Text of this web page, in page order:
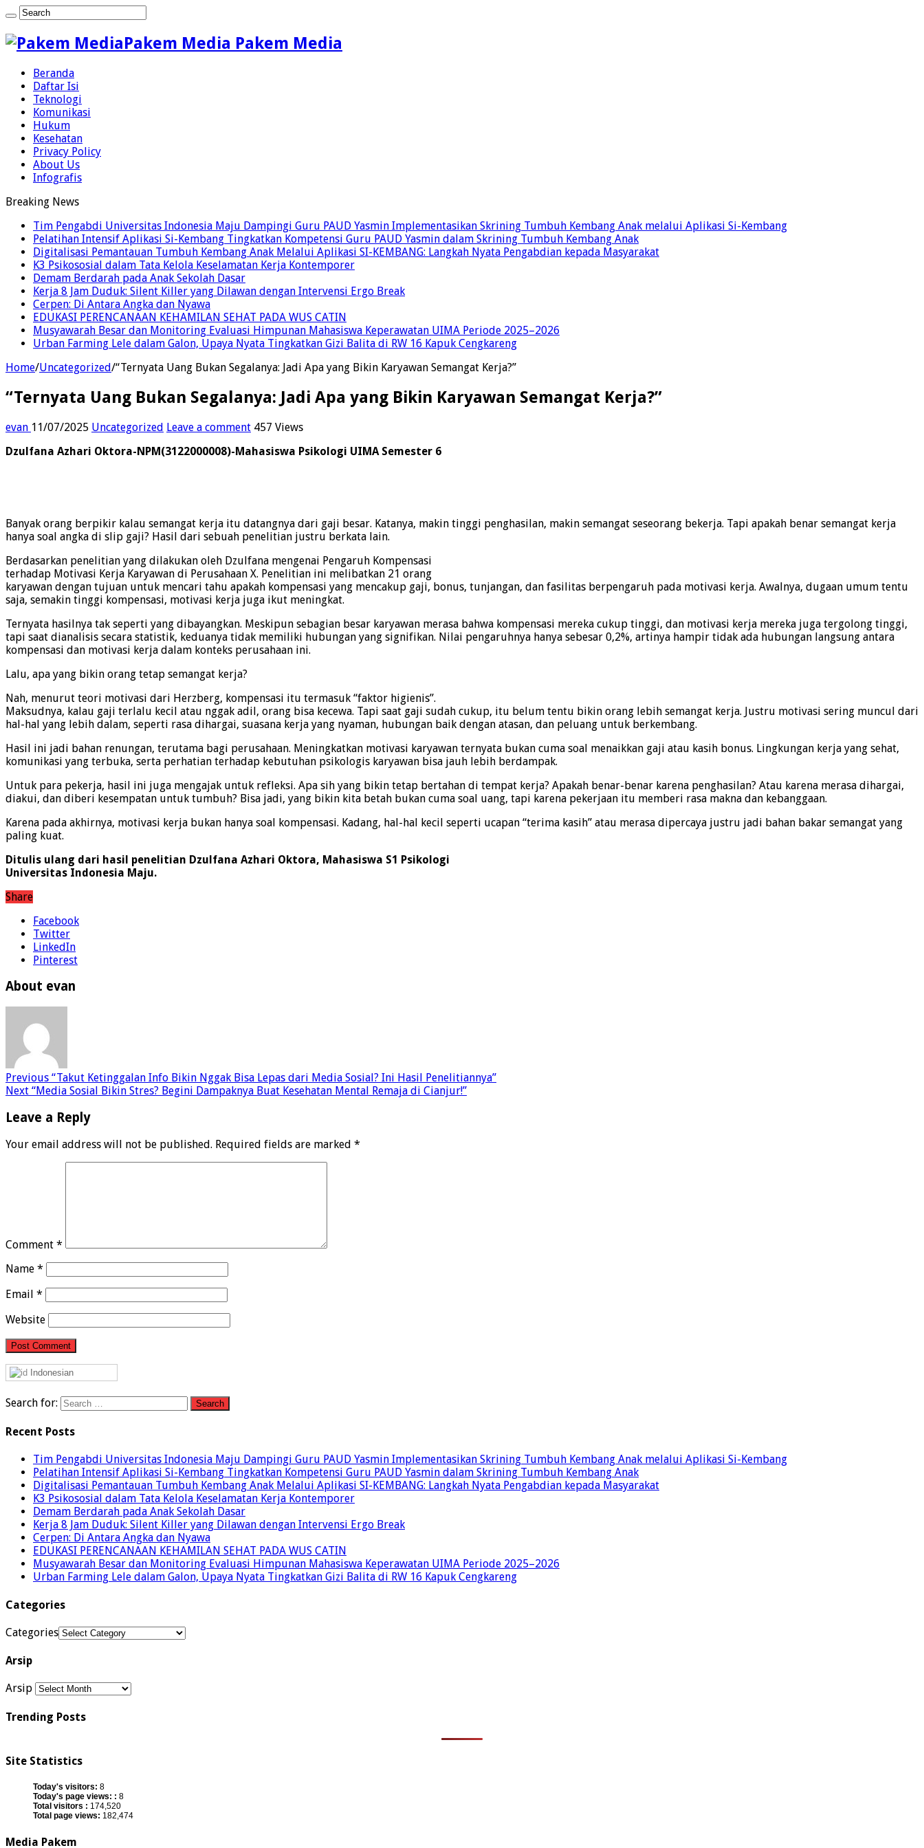
Pakem Media Pakem Media
Beranda
Daftar Isi
Teknologi
Komunikasi
Hukum
Kesehatan
Privacy Policy
About Us
Infografis
Breaking News
Tim Pengabdi Universitas Indonesia Maju Dampingi Guru PAUD Yasmin Implementasikan Skrining Tumbuh Kembang Anak melalui Aplikasi Si-Kembang
Pelatihan Intensif Aplikasi Si-Kembang Tingkatkan Kompetensi Guru PAUD Yasmin dalam Skrining Tumbuh Kembang Anak
Digitalisasi Pemantauan Tumbuh Kembang Anak Melalui Aplikasi SI-KEMBANG: Langkah Nyata Pengabdian kepada Masyarakat
K3 Psikososial dalam Tata Kelola Keselamatan Kerja Kontemporer
Demam Berdarah pada Anak Sekolah Dasar
Kerja 8 Jam Duduk: Silent Killer yang Dilawan dengan Intervensi Ergo Break
Cerpen: Di Antara Angka dan Nyawa
EDUKASI PERENCANAAN KEHAMILAN SEHAT PADA WUS CATIN
Musyawarah Besar dan Monitoring Evaluasi Himpunan Mahasiswa Keperawatan UIMA Periode 2025–2026
Urban Farming Lele dalam Galon, Upaya Nyata Tingkatkan Gizi Balita di RW 16 Kapuk Cengkareng
Home/Uncategorized/“Ternyata Uang Bukan Segalanya: Jadi Apa yang Bikin Karyawan Semangat Kerja?”
“Ternyata Uang Bukan Segalanya: Jadi Apa yang Bikin Karyawan Semangat Kerja?”
evan 11/07/2025 Uncategorized Leave a comment 457 Views
Dzulfana Azhari Oktora-NPM(3122000008)-Mahasiswa Psikologi UIMA Semester 6
Banyak orang berpikir kalau semangat kerja itu datangnya dari gaji besar. Katanya, makin tinggi penghasilan, makin semangat seseorang bekerja. Tapi apakah benar semangat kerja
hanya soal angka di slip gaji? Hasil dari sebuah penelitian justru berkata lain.
Berdasarkan penelitian yang dilakukan oleh Dzulfana mengenai Pengaruh Kompensasi
terhadap Motivasi Kerja Karyawan di Perusahaan X. Penelitian ini melibatkan 21 orang
karyawan dengan tujuan untuk mencari tahu apakah kompensasi yang mencakup gaji, bonus, tunjangan, dan fasilitas berpengaruh pada motivasi kerja. Awalnya, dugaan umum tentu
saja, semakin tinggi kompensasi, motivasi kerja juga ikut meningkat.
Ternyata hasilnya tak seperti yang dibayangkan. Meskipun sebagian besar karyawan merasa bahwa kompensasi mereka cukup tinggi, dan motivasi kerja mereka juga tergolong tinggi,
tapi saat dianalisis secara statistik, keduanya tidak memiliki hubungan yang signifikan. Nilai pengaruhnya hanya sebesar 0,2%, artinya hampir tidak ada hubungan langsung antara
kompensasi dan motivasi kerja dalam konteks perusahaan ini.
Lalu, apa yang bikin orang tetap semangat kerja?
Nah, menurut teori motivasi dari Herzberg, kompensasi itu termasuk “faktor higienis”.
Maksudnya, kalau gaji terlalu kecil atau nggak adil, orang bisa kecewa. Tapi saat gaji sudah cukup, itu belum tentu bikin orang lebih semangat kerja. Justru motivasi sering muncul dari
hal-hal yang lebih dalam, seperti rasa dihargai, suasana kerja yang nyaman, hubungan baik dengan atasan, dan peluang untuk berkembang.
Hasil ini jadi bahan renungan, terutama bagi perusahaan. Meningkatkan motivasi karyawan ternyata bukan cuma soal menaikkan gaji atau kasih bonus. Lingkungan kerja yang sehat,
komunikasi yang terbuka, serta perhatian terhadap kebutuhan psikologis karyawan bisa jauh lebih berdampak.
Untuk para pekerja, hasil ini juga mengajak untuk refleksi. Apa sih yang bikin tetap bertahan di tempat kerja? Apakah benar-benar karena penghasilan? Atau karena merasa dihargai,
diakui, dan diberi kesempatan untuk tumbuh? Bisa jadi, yang bikin kita betah bukan cuma soal uang, tapi karena pekerjaan itu memberi rasa makna dan kebanggaan.
Karena pada akhirnya, motivasi kerja bukan hanya soal kompensasi. Kadang, hal-hal kecil seperti ucapan “terima kasih” atau merasa dipercaya justru jadi bahan bakar semangat yang
paling kuat.
Ditulis ulang dari hasil penelitian Dzulfana Azhari Oktora, Mahasiswa S1 Psikologi
Universitas Indonesia Maju.
Share
Facebook
Twitter
LinkedIn
Pinterest
About evan
Previous “Takut Ketinggalan Info Bikin Nggak Bisa Lepas dari Media Sosial? Ini Hasil Penelitiannya”
Next “Media Sosial Bikin Stres? Begini Dampaknya Buat Kesehatan Mental Remaja di Cianjur!”
Leave a Reply
Your email address will not be published. Required fields are marked *
Comment *
Name *
Email *
Website
Indonesian
Search for:
Recent Posts
Tim Pengabdi Universitas Indonesia Maju Dampingi Guru PAUD Yasmin Implementasikan Skrining Tumbuh Kembang Anak melalui Aplikasi Si-Kembang
Pelatihan Intensif Aplikasi Si-Kembang Tingkatkan Kompetensi Guru PAUD Yasmin dalam Skrining Tumbuh Kembang Anak
Digitalisasi Pemantauan Tumbuh Kembang Anak Melalui Aplikasi SI-KEMBANG: Langkah Nyata Pengabdian kepada Masyarakat
K3 Psikososial dalam Tata Kelola Keselamatan Kerja Kontemporer
Demam Berdarah pada Anak Sekolah Dasar
Kerja 8 Jam Duduk: Silent Killer yang Dilawan dengan Intervensi Ergo Break
Cerpen: Di Antara Angka dan Nyawa
EDUKASI PERENCANAAN KEHAMILAN SEHAT PADA WUS CATIN
Musyawarah Besar dan Monitoring Evaluasi Himpunan Mahasiswa Keperawatan UIMA Periode 2025–2026
Urban Farming Lele dalam Galon, Upaya Nyata Tingkatkan Gizi Balita di RW 16 Kapuk Cengkareng
Categories
Categories
Arsip
Arsip
Trending Posts
Site Statistics
Today's visitors: 8
Today's page views: : 8
Total visitors : 174,520
Total page views: 182,474
Media Pakem